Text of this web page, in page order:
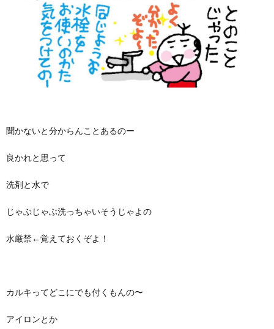
聞かないと分からんことあるのー
良かれと思って
洗剤と水で
じゃぶじゃぶ洗っちゃいそうじゃよの
水厳禁←覚えておくぞよ！
カルキってどこにでも付くもんの〜
アイロンとか